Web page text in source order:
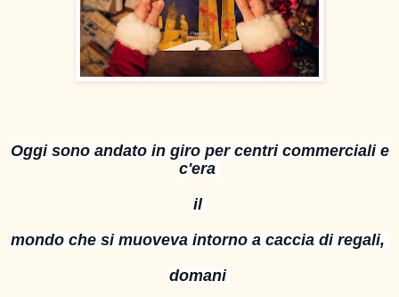
Oggi sono andato in giro per centri commerciali e
c'era
il
mondo che si muoveva intorno a caccia di regali,
domani